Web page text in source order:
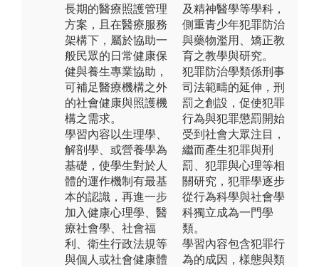
長期的醫療照護管理
方案，且在醫療服務
架構下，屬於協助一
般民眾的日常健康保
健與養生專業協助，
可補足醫療機構之外
的社會健康與照護機
構之需求。
學習內容以生理學、
解剖學、或營養學為
基礎，使學生對於人
體的運作機制有最基
本的認識，再進一步
加入健康心理學、醫
療社會學、社會福
利、衛生行政法規等
與個人或社會健康體
及精神醫學等學科，
側重青少年犯罪防治
與藥物濫用、矯正教
育之教學與研究。
犯罪防治學類係刑事
司法範疇的延伸，刑
罰之創設，促使犯罪
行為與犯罪懲罰開始
受到社會大眾注目，
繼而產生犯罪與刑
罰、犯罪與心理等相
關研究，犯罪學逐步
從行為科學與社會學
科獨立成為一門學
類。
學習內容包含犯罪行
為的成因，樣態與類